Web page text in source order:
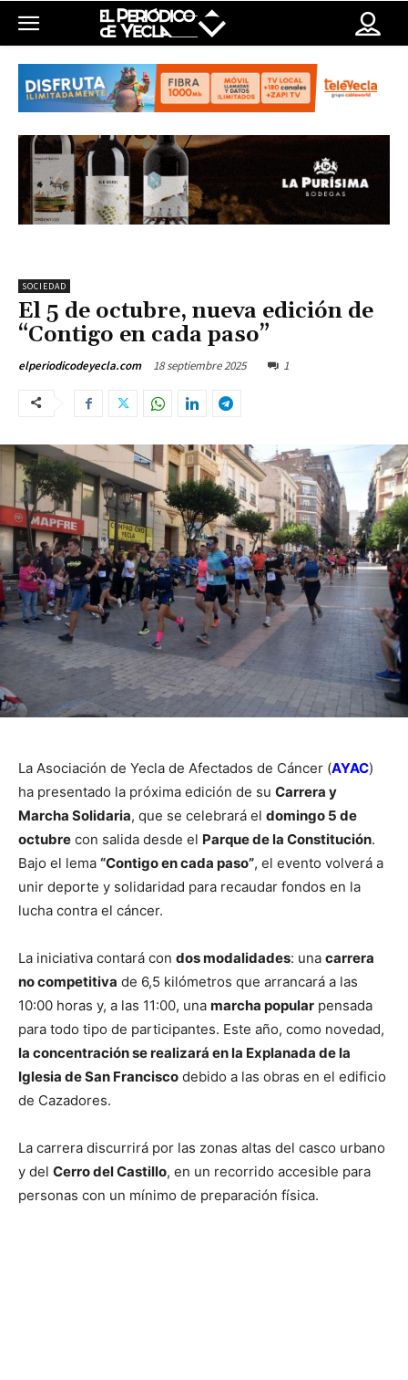
SOCIEDAD
El 5 de octubre, nueva edición de
“Contigo en cada paso”
elperiodicodeyecla.com 18 septiembre 2025 1
La Asociación de Yecla de Afectados de Cáncer (AYAC)
ha presentado la próxima edición de su Carrera y
Marcha Solidaria, que se celebrará el domingo 5 de
octubre con salida desde el Parque de la Constitución.
Bajo el lema “Contigo en cada paso”, el evento volverá a
unir deporte y solidaridad para recaudar fondos en la
lucha contra el cáncer.
La iniciativa contará con dos modalidades: una carrera
no competitiva de 6,5 kilómetros que arrancará a las
10:00 horas y, a las 11:00, una marcha popular pensada
para todo tipo de participantes. Este año, como novedad,
la concentración se realizará en la Explanada de la
Iglesia de San Francisco debido a las obras en el edificio
de Cazadores.
La carrera discurrirá por las zonas altas del casco urbano
y del Cerro del Castillo, en un recorrido accesible para
personas con un mínimo de preparación física.